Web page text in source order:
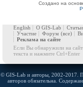
Создано на
English О GIS-Lab Статьи
Участие
Форум (все)
Реклама на сайте
Если Вы обнаружили на
текста и нажмите Ctrl+Enter
© GIS-Lab и авторы, 2002-2017.
авторов обязательна.